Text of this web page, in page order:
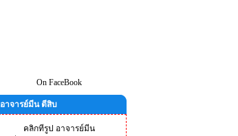
On FaceBook
อาจารย์มีน ตีสิบ
คลิกทีรูป อาจารย์มีน